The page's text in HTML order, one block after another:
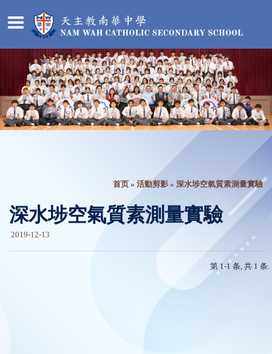
首页 » 活動剪影 » 深水埗空氣質素測量實驗
深水埗空氣質素測量實驗
2019-12-13
第 1-1 条, 共 1 条.